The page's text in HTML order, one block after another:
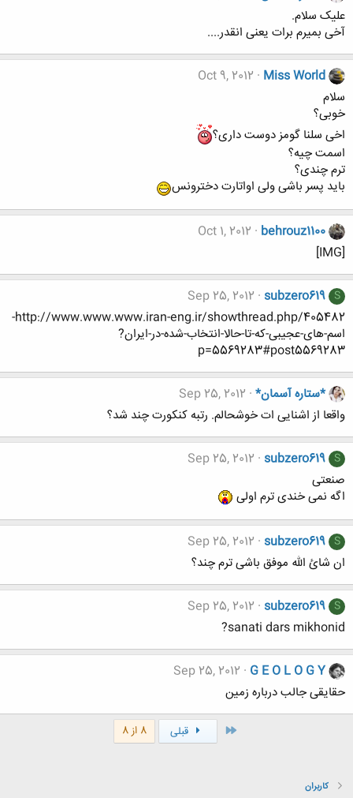
علیک سلام.
آخی بمیرم برات یعنی انقدر....
Miss World
Oct 9, 2012
سلام
خوبی؟
اخی سلنا گومز دوست داری؟
اسمت چیه؟
ترم چندی؟
باید پسر باشی ولی اواتارت دخترونس
behrouz1100
Oct 1, 2012
[IMG]
S
subzero619
Sep 25, 2012
http://www.www.www.iran-eng.ir/showthread.php/405482-
اسم-های-عجیبی-که-تا-حالا-انتخاب-شده-در-ایران?
p=5569283#post5569283
*ستاره آسمان* Sep 25, 2012
واقعا از اشنایی ات خوشحالم. رتبه کنکورت چند شد؟
S
subzero619
Sep 25, 2012
صنعتی
اگه نمی خندی ترم اولی
S
subzero619
Sep 25, 2012
ان شائ الله موفق باشی ترم چند؟
S
subzero619
Sep 25, 2012
sanati dars mikhonid?
G E O L O G Y
Sep 25, 2012
حقایقی جالب درباره زمین
اول قبلی 8 از 8
کاربران